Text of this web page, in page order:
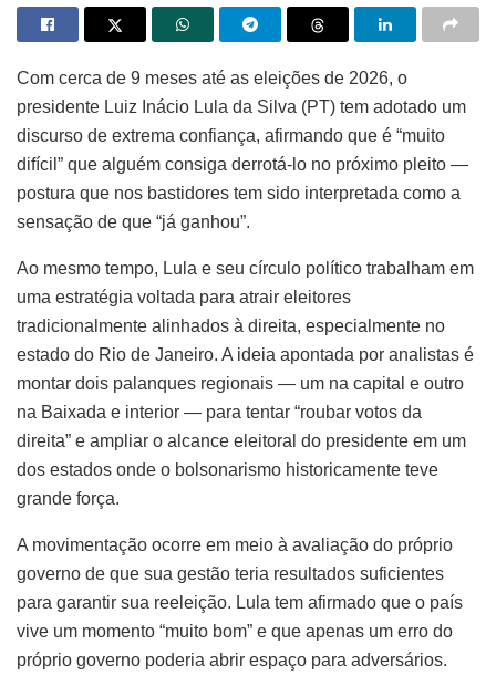
Com cerca de 9 meses até as eleições de 2026, o
presidente Luiz Inácio Lula da Silva (PT) tem adotado um
discurso de extrema confiança, afirmando que é “muito
difícil” que alguém consiga derrotá-lo no próximo pleito —
postura que nos bastidores tem sido interpretada como a
sensação de que “já ganhou”.
Ao mesmo tempo, Lula e seu círculo político trabalham em
uma estratégia voltada para atrair eleitores
tradicionalmente alinhados à direita, especialmente no
estado do Rio de Janeiro. A ideia apontada por analistas é
montar dois palanques regionais — um na capital e outro
na Baixada e interior — para tentar “roubar votos da
direita” e ampliar o alcance eleitoral do presidente em um
dos estados onde o bolsonarismo historicamente teve
grande força.
A movimentação ocorre em meio à avaliação do próprio
governo de que sua gestão teria resultados suficientes
para garantir sua reeleição. Lula tem afirmado que o país
vive um momento “muito bom” e que apenas um erro do
próprio governo poderia abrir espaço para adversários.